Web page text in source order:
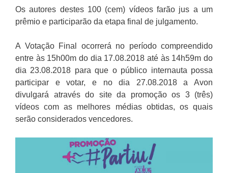
Os autores destes 100 (cem) vídeos farão jus a um
prêmio e participarão da etapa final de julgamento.
A Votação Final ocorrerá no período compreendido
entre às 15h00m do dia 17.08.2018 até às 14h59m do
dia 23.08.2018 para que o público internauta possa
participar e votar, e no dia 27.08.2018 a Avon
divulgará através do site da promoção os 3 (três)
vídeos com as melhores médias obtidas, os quais
serão considerados vencedores.